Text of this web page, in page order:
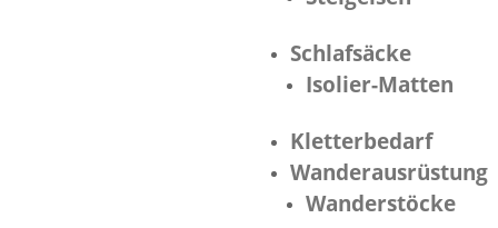
Schlafsäcke
Isolier-Matten
Kletterbedarf
Wanderausrüstung
Wanderstöcke